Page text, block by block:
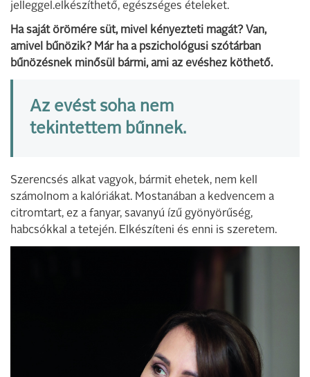
jelleggel.elkészíthető, egészséges ételeket.
Ha saját örömére süt, mivel kényezteti magát? Van,
amivel bűnözik? Már ha a pszichológusi szótárban
bűnözésnek minősül bármi, ami az evéshez köthető.
Az evést soha nem
tekintettem bűnnek.
Szerencsés alkat vagyok, bármit ehetek, nem kell
számolnom a kalóriákat. Mostanában a kedvencem a
citromtart, ez a fanyar, savanyú ízű gyönyörűség,
habcsókkal a tetején. Elkészíteni és enni is szeretem.